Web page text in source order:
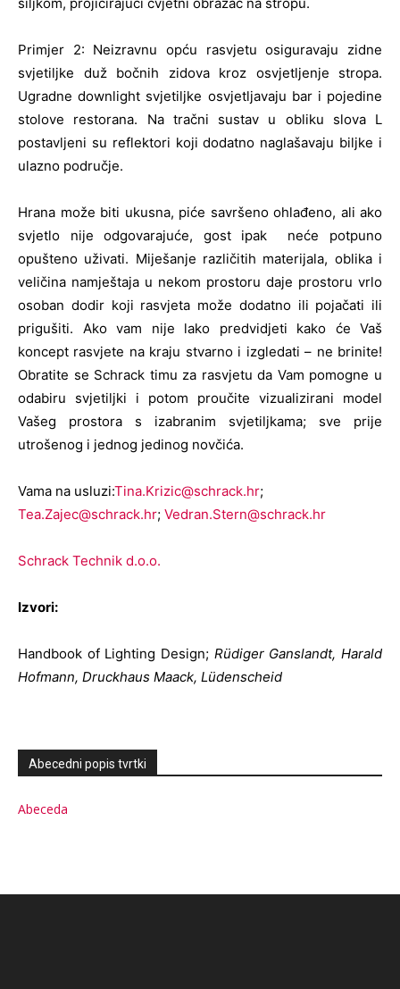
Primjer 2: Neizravnu opću rasvjetu osiguravaju zidne
svjetiljke duž bočnih zidova kroz osvjetljenje stropa.
Ugradne downlight svjetiljke osvjetljavaju bar i pojedine
stolove restorana. Na tračni sustav u obliku slova L
postavljeni su reflektori koji dodatno naglašavaju biljke i
ulazno područje.
Hrana može biti ukusna, piće savršeno ohlađeno, ali ako
svjetlo nije odgovarajuće, gost ipak neće potpuno
opušteno uživati. Miješanje različitih materijala, oblika i
veličina namještaja u nekom prostoru daje prostoru vrlo
osoban dodir koji rasvjeta može dodatno ili pojačati ili
prigušiti. Ako vam nije lako predvidjeti kako će Vaš
koncept rasvjete na kraju stvarno i izgledati – ne brinite!
Obratite se Schrack timu za rasvjetu da Vam pomogne u
odabiru svjetiljki i potom proučite vizualizirani model
Vašeg prostora s izabranim svjetiljkama; sve prije
utrošenog i jednog jedinog novčića.
Vama na usluzi:Tina.Krizic@schrack.hr;
Tea.Zajec@schrack.hr; Vedran.Stern@schrack.hr
Schrack Technik d.o.o.
Izvori:
Handbook of Lighting Design; Rüdiger Ganslandt, Harald
Hofmann, Druckhaus Maack, Lüdenscheid
Abecedni popis tvrtki
Abeceda